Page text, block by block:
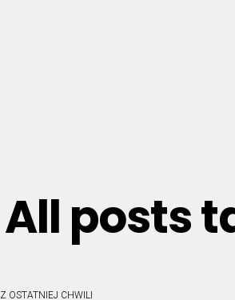
All posts
Z OSTATNIEJ CHWILI